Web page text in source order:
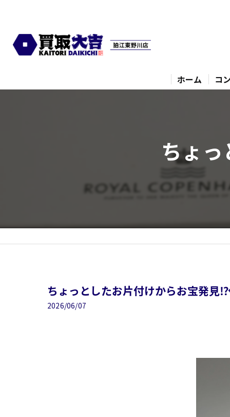
ホーム コ
ちょ
ちょっとしたお片付けからお宝発見
2026/06/07